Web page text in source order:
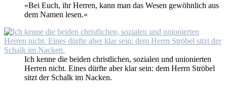
»Bei Euch, ihr Her­ren, kann man das We­sen ge­wöhn­lich aus
dem Na­men le­sen.«
Ich ken­ne die bei­den christ­li­chen, so­zia­len und unio­nier­ten
Her­ren nicht. Ei­nes dürf­te aber klar sein: dem Herrn Strö­bel
sitzt der Schalk im Na­cken.